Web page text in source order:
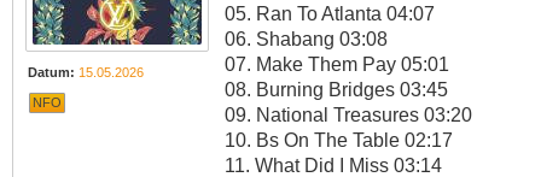
Datum: 15.05.2026
NFO
05. Ran To Atlanta 04:07
06. Shabang 03:08
07. Make Them Pay 05:01
08. Burning Bridges 03:45
09. National Treasures 03:20
10. Bs On The Table 02:17
11. What Did I Miss 03:14